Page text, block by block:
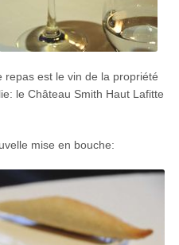
repas est le vin de la propriété
le Château Smith Haut Lafitte
mise en bouche: